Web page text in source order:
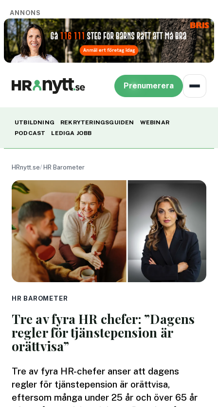
ANNONS
Prenumerera
UTBILDNING REKRYTERINGSGUIDEN
WEBINAR
PODCAST
LEDIGA JOBB
HRnytt.se HR Barometer
HR BAROMETER
Tre av fyra HR chefer: ”Dagens
regler för tjänstepension är
orättvisa”
Tre av fyra HR-chefer anser att dagens
regler för tjänstepension är orättvisa,
eftersom många under 25 år och över 65 år